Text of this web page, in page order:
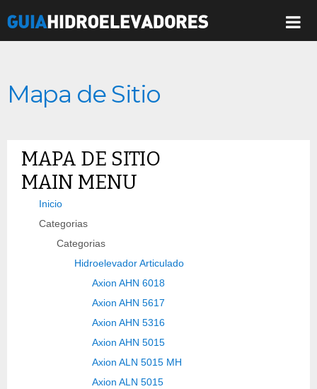
Mapa de Sitio
MAPA DE SITIO
MAIN MENU
Inicio
Categorias
Categorias
Hidroelevador Articulado
Axion AHN 6018
Axion AHN 5617
Axion AHN 5316
Axion AHN 5015
Axion ALN 5015 MH
Axion ALN 5015